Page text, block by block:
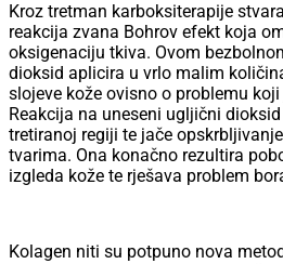
Kroz tretman karboksiterapije
reakcija zvana Bohrov efekt koja
oksigenaciju tkiva. Ovom
dioksid aplicira u vrlo malim
slojeve kože ovisno o problemu
Reakcija na uneseni ugljični
tretiranoj regiji te jače
tvarima. Ona konačno rezultira
izgleda kože te rješava problem
Kolagen niti su potpuno nova